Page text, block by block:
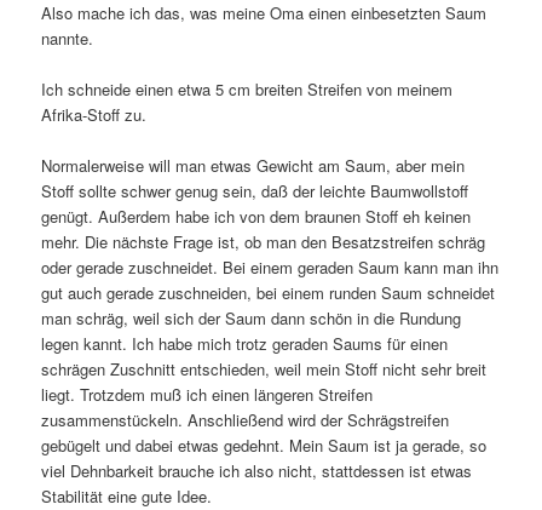
Also mache ich das, was meine Oma einen einbesetzten Saum
nannte.
Ich schneide einen etwa 5 cm breiten Streifen von meinem
Afrika-Stoff zu.
Normalerweise will man etwas Gewicht am Saum, aber mein
Stoff sollte schwer genug sein, daß der leichte Baumwollstoff
genügt. Außerdem habe ich von dem braunen Stoff eh keinen
mehr. Die nächste Frage ist, ob man den Besatzstreifen schräg
oder gerade zuschneidet. Bei einem geraden Saum kann man ihn
gut auch gerade zuschneiden, bei einem runden Saum schneidet
man schräg, weil sich der Saum dann schön in die Rundung
legen kannt. Ich habe mich trotz geraden Saums für einen
schrägen Zuschnitt entschieden, weil mein Stoff nicht sehr breit
liegt. Trotzdem muß ich einen längeren Streifen
zusammenstückeln. Anschließend wird der Schrägstreifen
gebügelt und dabei etwas gedehnt. Mein Saum ist ja gerade, so
viel Dehnbarkeit brauche ich also nicht, stattdessen ist etwas
Stabilität eine gute Idee.